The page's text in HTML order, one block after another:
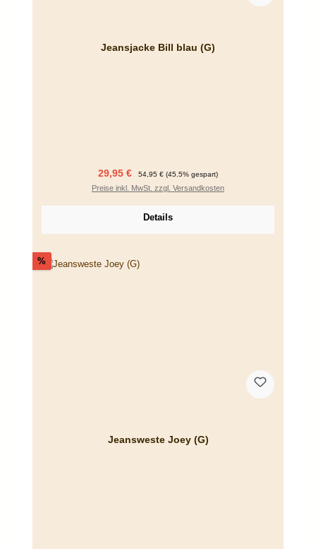
Jeansjacke Bill blau (G)
Verkaufspreis:
29,95 € Regulärer Preis:
54,95 € (45.5% gespart)
Preise inkl. MwSt. zzgl. Versandkosten
Details
%Rabatt
Jeansweste Joey (G)